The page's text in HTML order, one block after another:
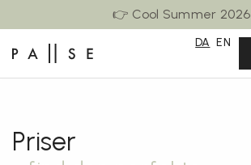
👉 Cool Summer 2026
DA EN
Priser